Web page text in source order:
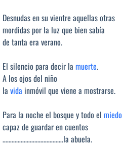
Desnudas en su vientre aquellas otras
mordidas por la luz que bien sabía
de tanta era verano.
El silencio para decir la muerte.
A los ojos del niño
la vida inmóvil que viene a mostrarse.
Para la noche el bosque y todo el miedo
capaz de guardar en cuentos
………………………………….la abuela.